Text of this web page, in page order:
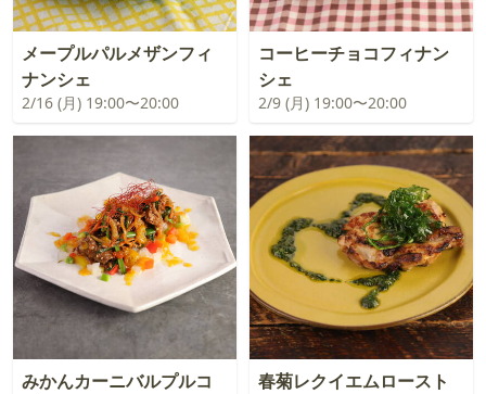
メープルパルメザンフィ
ナンシェ
2/16 (月) 19:00〜20:00
コーヒーチョコフィナン
シェ
2/9 (月) 19:00〜20:00
みかんカーニバルプルコ
春菊レクイエムロースト